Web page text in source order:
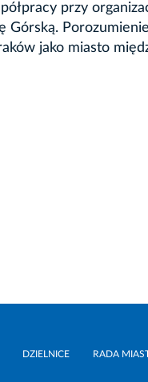
przy
Górską.
jako miasto
DZIELNICE RADA